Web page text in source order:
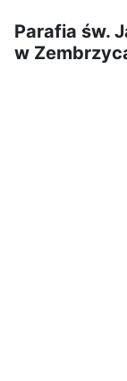
Parafia św.
w